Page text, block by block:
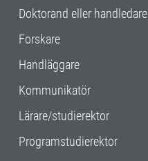
Doktorand eller handledare
Forskare
Handläggare
Kommunikatör
Lärare/studierektor
Programstudierektor